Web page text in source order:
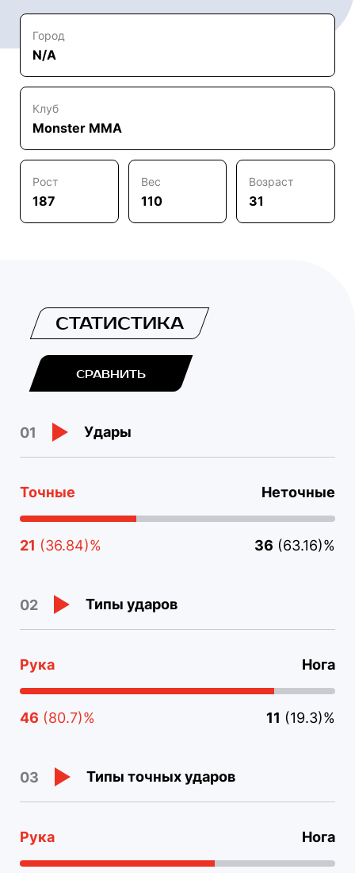
Город
N/A
Клуб
Monster MMA
Рост
187
Вес
110
Возраст
31
СТАТИСТИКА
СРАВНИТЬ
01 Удары
Точные Неточные
21 (36.84)% 36 (63.16)%
02 Типы ударов
Рука Нога
46 (80.7)% 11 (19.3)%
03 Типы точных ударов
Рука Нога